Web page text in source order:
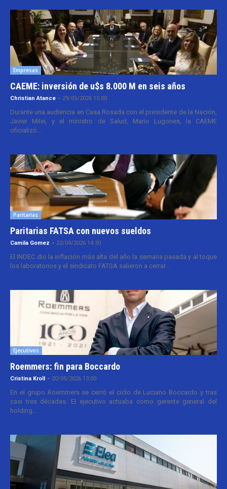
Empresas
CAEME: inversión de u$s 8.000 M en seis años
Christian Atance - 29/05/2026 15:00
Durante una audiencia en Casa Rosada con el presidente de la Nación,
Javier Milei, y el ministro de Salud, Mario Lugones, la CAEME
oficializó...
Paritarias
Paritarias FATSA con nuevos sueldos
Camila Gomez - 22/04/2026 14:30
El INDEC dio la inflación más alta del año la semana pasada y al toque
los laboratorios y el sindicato FATSA salieron a cerrar...
Ejecutivos
Roemmers: fin para Boccardo
Cristina Kroll - 20/05/2026 13:00
En el grupo Roemmers se cerró el ciclo de Luciano Boccardo y tras
casi tres décadas. El ejecutivo actuaba como gerente general del
holding...